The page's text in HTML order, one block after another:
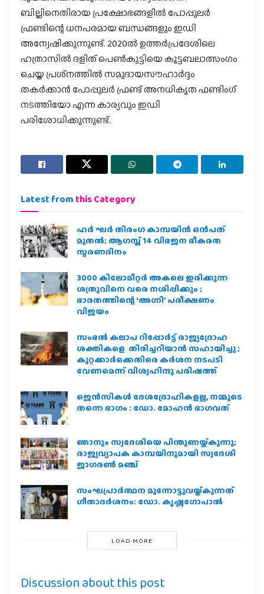
ബില്ലിനെതിരായ പ്രക്ഷോഭങ്ങളില്‍ പോപ്പുലര്‍
ഫ്രണ്ടിന്റെ ധനപരമായ ബന്ധങ്ങളും ഇഡി
അന്വേഷിക്കുന്നുണ്ട്. 2020ല്‍ ഉത്തര്‍പ്രദേശിലെ
ഹത്രാസില്‍ ദളിത് പെണ്‍കുട്ടിയെ കൂട്ടബലാത്സംഗം
ചെയ്ത പ്രശ്‌നത്തില്‍ സമുദായസൗഹാര്‍ദ്ദം
തകര്‍ക്കാന്‍ പോപ്പുലര്‍ ഫ്രണ്ട് അനധികൃത ഫണ്ടിംഗ്
നടത്തിയോ എന്ന കാര്യവും ഇഡി
പരിശോധിക്കുന്നുണ്ട്.
Latest from this Category
ഹര്‍ ഘര്‍ തിരംഗ കാമ്പയിന്‍ ഒന്‍പത്
മുതല്‍; ആഗസ്ത് 14 വിഭജന ഭീകരത
സ്മരണദിനം
3000 കിലോമീറ്റർ അകലെ ഇരിക്കുന്ന
ശത്രുവിനെ വരെ നശിപ്പിക്കും ;
ഭാരതത്തിന്റെ ‘അഗ്നി’ പരീക്ഷണം
വിജയം
സംഭൽ കലാപ റിപ്പോർട്ട് രാജ്യദ്രോഹ
ശക്തികളെ തിരിച്ചറിയാൻ സഹായിച്ചു ;
കുറ്റക്കാർക്കെതിരെ കർശന നടപടി
വേണമെന്ന് വിശ്വഹിന്ദു പരിഷത്ത്
ജെന്‍സികള്‍ ദേശദ്രോഹികളല്ല, നമ്മുടെ
തന്നെ ഭാഗം : ഡോ. മോഹന്‍ ഭാഗവത്
ഞാനും സ്വദേശിയെ പിന്തുണയ്ക്കുന്നു;
രാജ്യവ്യാപക കാമ്പയിനുമായി സ്വദേശി
ജാഗരണ്‍ മഞ്ച്
സംഘപ്രാര്‍ത്ഥന മുന്നോട്ടുവയ്ക്കുന്നത്
ഗീതാദര്‍ശനം: ഡോ. കൃഷ്ണഗോപാല്‍
LOAD MORE
Discussion about this post